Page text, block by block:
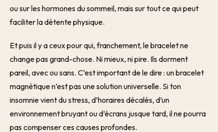
ou sur les hormones du sommeil, mais sur tout ce qui peut
faciliter la détente physique.
Et puis il y a ceux pour qui, franchement, le bracelet ne
change pas grand-chose. Ni mieux, ni pire. Ils dorment
pareil, avec ou sans. C’est important de le dire : un bracelet
magnétique n’est pas une solution universelle. Si ton
insomnie vient du stress, d’horaires décalés, d’un
environnement bruyant ou d’écrans jusque tard, il ne pourra
pas compenser ces causes profondes.